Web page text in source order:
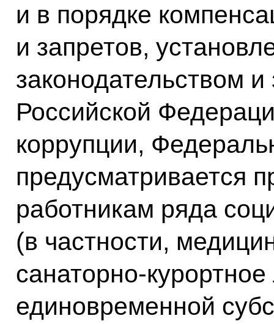
и в порядке
и запретов,
законодательством
Российской
коррупции,
предусматривается
работникам ряда
(в частности,
санаторно-
единовременной